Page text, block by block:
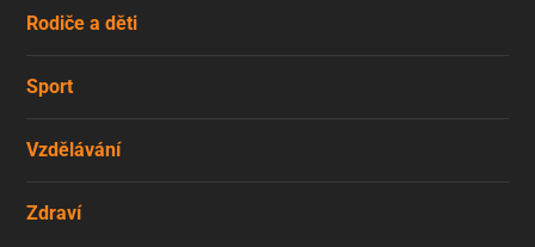
Rodiče a děti
Sport
Vzdělávání
Zdraví